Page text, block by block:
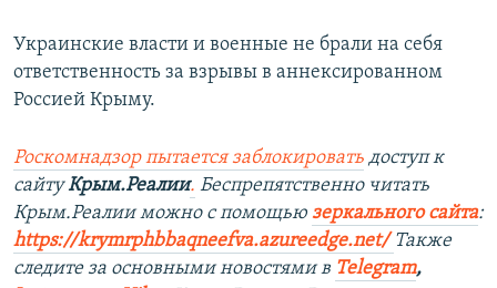
Украинские власти и военные не брали на себя
ответственность за взрывы в аннексированном
Россией Крыму.
Роскомнадзор пытается заблокировать доступ к
сайтуКрым.Реалии. Беспрепятственно читать
Крым.Реалии можно с помощью зеркального сайта:
https://krymrphbbaqneefva.azureedge.net/ Также
следите за основными новостями в Telegram,